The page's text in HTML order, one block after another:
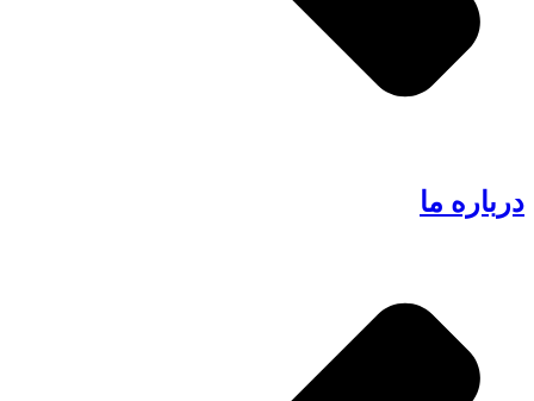
درباره ما